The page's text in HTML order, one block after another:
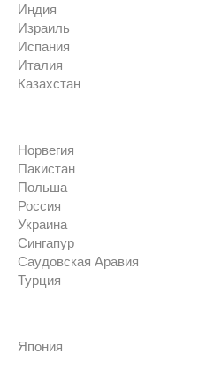
Индия
Израиль
Испания
Италия
Казахстан
Норвегия
Пакистан
Польша
Россия
Украина
Сингапур
Саудовская Аравия
Турция
Япония